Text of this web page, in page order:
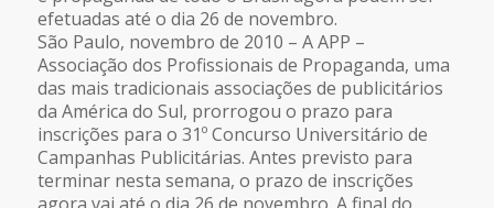
efetuadas até o dia 26 de novembro.
São Paulo, novembro de 2010 – A APP –
Associação dos Profissionais de Propaganda, uma
das mais tradicionais associações de publicitários
da América do Sul, prorrogou o prazo para
inscrições para o 31º Concurso Universitário de
Campanhas Publicitárias. Antes previsto para
terminar nesta semana, o prazo de inscrições
agora vai até o dia 26 de novembro. A final do